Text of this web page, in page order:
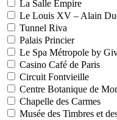
La Salle Empire
Le Louis XV – Alain
Tunnel Riva
Palais Princier
Le Spa Métropole by
Casino Café de Paris
Circuit Fontvieille
Centre Botanique de
Chapelle des Carmes
Musée des Timbres et